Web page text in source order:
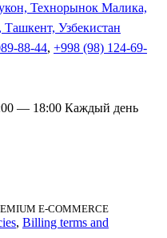
Технорынок Малика,
Ташкент, Узбекистан
88-44, +998 (98) 124-69-
— 18:00 Каждый день
E-COMMERCE
, Billing terms and